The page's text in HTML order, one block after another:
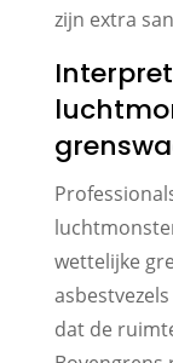
zijn extra
wettelijke
dat de